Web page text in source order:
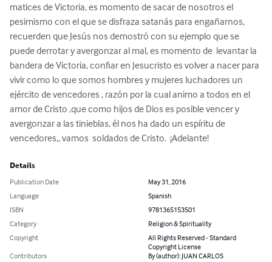
matices de Victoria, es momento de sacar de nosotros el
pesimismo con el que se disfraza satanás para engañarnos,
recuerden que Jesús nos demostró con su ejemplo que se
puede derrotar y avergonzar al mal, es momento de  levantar la
bandera de Victoria, confiar en Jesucristo es volver a nacer para
vivir como lo que somos hombres y mujeres luchadores un
ejército de vencedores , razón por la cual animo a todos en el
amor de Cristo ,que como hijos de Dios es posible vencer y
avergonzar a las tinieblas, él nos ha dado un espíritu de
vencedores,, vamos  soldados de Cristo.  ¡Adelante!
Details
Publication Date
May 31, 2016
Language
Spanish
ISBN
9781365153501
Category
Religion & Spirituality
Copyright
All Rights Reserved - Standard
Copyright License
Contributors
By (author): JUAN CARLOS